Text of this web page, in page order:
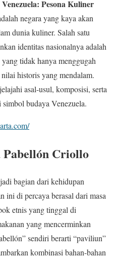
Pesona Kuliner
negara yang kaya akan
dunia kuliner. Salah satu
identitas nasionalnya adalah
yang tidak hanya menggugah
historis yang mendalam.
asal-usul, komposisi, serta
budaya Venezuela.
Criollo
bagian dari kehidupan
ini di percaya berasal dari masa
etnis yang tinggal di
yang mencerminkan
sendiri berarti “paviliun”
kombinasi bahan-bahan